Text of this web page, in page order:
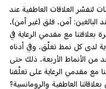
لتفسّر العلاقات العاطفية عند
البالغين: آمن، قلق (غير آمن)،
بعلاقتنا مع مقدمي الرعاية في
لدى كل نمط تعلّق، وفي أدناه
من الأنماط الأربعة، ذلك حتى
مع مقدمي الرعاية على تعلّقنا
بعلاقاتنا العاطفية والرومانسية؟